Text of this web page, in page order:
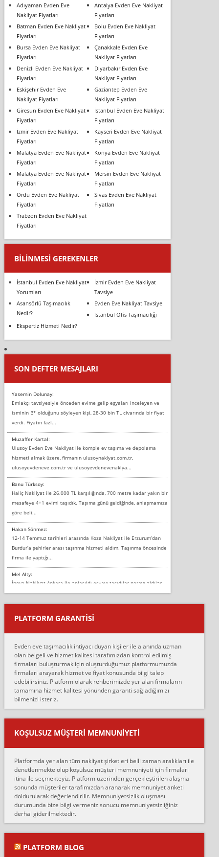
Adıyaman Evden Eve
Nakliyat Fiyatları
Antalya Evden Eve Nakliyat
Fiyatları
Batman Evden Eve Nakliyat
Fiyatları
Bolu Evden Eve Nakliyat
Fiyatları
Bursa Evden Eve Nakliyat
Fiyatları
Çanakkale Evden Eve
Nakliyat Fiyatları
Denizli Evden Eve Nakliyat
Fiyatları
Diyarbakır Evden Eve
Nakliyat Fiyatları
Eskişehir Evden Eve
Nakliyat Fiyatları
Gaziantep Evden Eve
Nakliyat Fiyatları
Giresun Evden Eve Nakliyat
Fiyatları
İstanbul Evden Eve Nakliyat
Fiyatları
İzmir Evden Eve Nakliyat
Fiyatları
Kayseri Evden Eve Nakliyat
Fiyatları
Malatya Evden Eve Nakliyat
Fiyatları
Konya Evden Eve Nakliyat
Fiyatları
Malatya Evden Eve Nakliyat
Fiyatları
Mersin Evden Eve Nakliyat
Fiyatları
Ordu Evden Eve Nakliyat
Fiyatları
Sivas Evden Eve Nakliyat
Fiyatları
Trabzon Evden Eve Nakliyat
Fiyatları
BILINMESI GEREKENLER
İstanbul Evden Eve Nakliyat
Yorumları
İzmir Evden Eve Nakliyat
Tavsiye
Asansörlü Taşımacılık
Nedir?
Evden Eve Nakliyat Tavsiye
İstanbul Ofis Taşımacılığı
Ekspertiz Hizmeti Nedir?
SON DEFTER MESAJLARI
Yasemin Dolunay:
Emlakçı tavsiyesiyle önceden evime gelip eşyaları inceleyen ve
isminin B* olduğunu söyleyen kişi, 28-30 bin TL civarında bir fiyat
verdi. Fiyatın fazl...
Muzaffer Kartal:
Ulusoy Evden Eve Nakliyat ile komple ev taşıma ve depolama
hizmeti almak üzere, firmanın ulusoynaklyat.com.tr,
ulusoyevdeneve.com.tr ve ulusoyevdenevenaklya...
Banu Türksoy:
Haliç Nakliyat ile 26.000 TL karşılığında, 700 metre kadar yakın bir
mesafeye 4+1 evimi taşıdık. Taşıma günü geldiğinde, anlaşmamıza
göre beli...
Hakan Sönmez:
12-14 Temmuz tarihleri arasında Koza Nakliyat ile Erzurum’dan
Burdur’a şehirler arası taşınma hizmeti aldım. Taşınma öncesinde
firma ile yaptığı...
Mel Alty:
İnova Nakliyat Ankara ile anlaşıldı eşyayı taşıdılar parayı aldılar.
Salon duvarına bir baktım birisi boydan alüminyum renkli bantı
yapıştırm...
Murat:
çalıştıklarını, müş...
Ahmet:
Lüleburgaz güngünes evden eve naklyat eşyalarımı taşımak için
anlaştık sabah eve geldiklerinde de eşyalarımı düzgün şekilde
sarcaz demelerine r...
mehmet güldü:
Ankara ALİCANLAR NAKLİYAT Tutarsız ve ticari ahlak problemleri
var verdikleri fiyat teklifini arttırdılar. Sonrasında taşıma gününde
oldukça tutarsı...
Ankara Alicanlar naklyat tel 5465524025. 2600 TL'ye ankaradan
Konya ya Alicanlar naklyat la anlaştık bu şahıs evin taşınacağı gün
fiyatın mazoto gele...
Fatih kokmese:
Diyarbakır dan eşyamı getirtmek için anlaştım sözleşme yaptım.
Son anda fiyat artırdılar.. mecburiyetten tasittim.. bu kişiler ağrılı
Ali:
PLATFORM GARANTİSİ
Evden eve taşımacılık ihtiyacı duyan kişiler ile alanında uzman
olan belgeli ve hizmet kalitesi tarafımızdan kontrol edilmiş
firmaları buluşturmak için oluşturduğumuz platformumuzda
firmaları arayarak hizmet ve fiyat konusunda bilgi talep
edebilirsiniz. Platform olarak rehberimizde yer alan firmaların
tamamına hizmet kalitesi yönünden garanti sağladığımızı
bilmenizi isteriz.
KOŞULSUZ MÜŞTERI MEMNUNIYETI
Platformda yer alan tüm nakliyat şirketleri belli zaman aralıkları ile
denetlenmekte olup koşulsuz müşteri memnuniyeti için firmaları
itina ile seçmekteyiz. Platform üzerinden gerçekleştirilen alaşma
sonunda müşteriler tarafımızdan aranarak memnuniyet anketi
doldurularak değerlendirilir. Memnuniyetsizlik oluşması
durumunda bize bilgi vermeniz sonucu memnuniyetsizliğiniz
derhal giderilmektedir.
PLATFORM BLOG